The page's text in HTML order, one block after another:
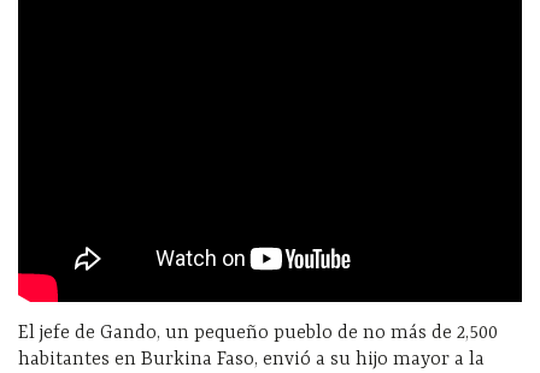
El jefe de Gando, un pequeño pueblo de no más de 2,500
habitantes en Burkina Faso, envió a su hijo mayor a la